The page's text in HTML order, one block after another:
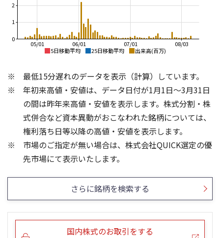
5日移動平均 25日移動平均 出来高(百万)
08/03
07/01
06/01
05/01
0
1
2
13週移動平均 26週移動平均 出来高(千)
150
200
250
0
1,000
1,500
2,000
5ヶ月移動平均 25ヶ月移動平均 出来高(百万)
150
250
350
400
0
5
10
最低15分遅れのデータを表示（計算）しています。
年初来高値・安値は、データ日付が1月1日～3月31日
の間は昨年来高値・安値を表示します。株式分割・株
式併合など資本異動がおこなわれた銘柄については、
権利落ち日等以降の高値・安値を表示します。
市場のご指定が無い場合は、株式会社QUICK選定の優
先市場にて表示いたします。
さらに銘柄を検索する
国内株式のお取引をする